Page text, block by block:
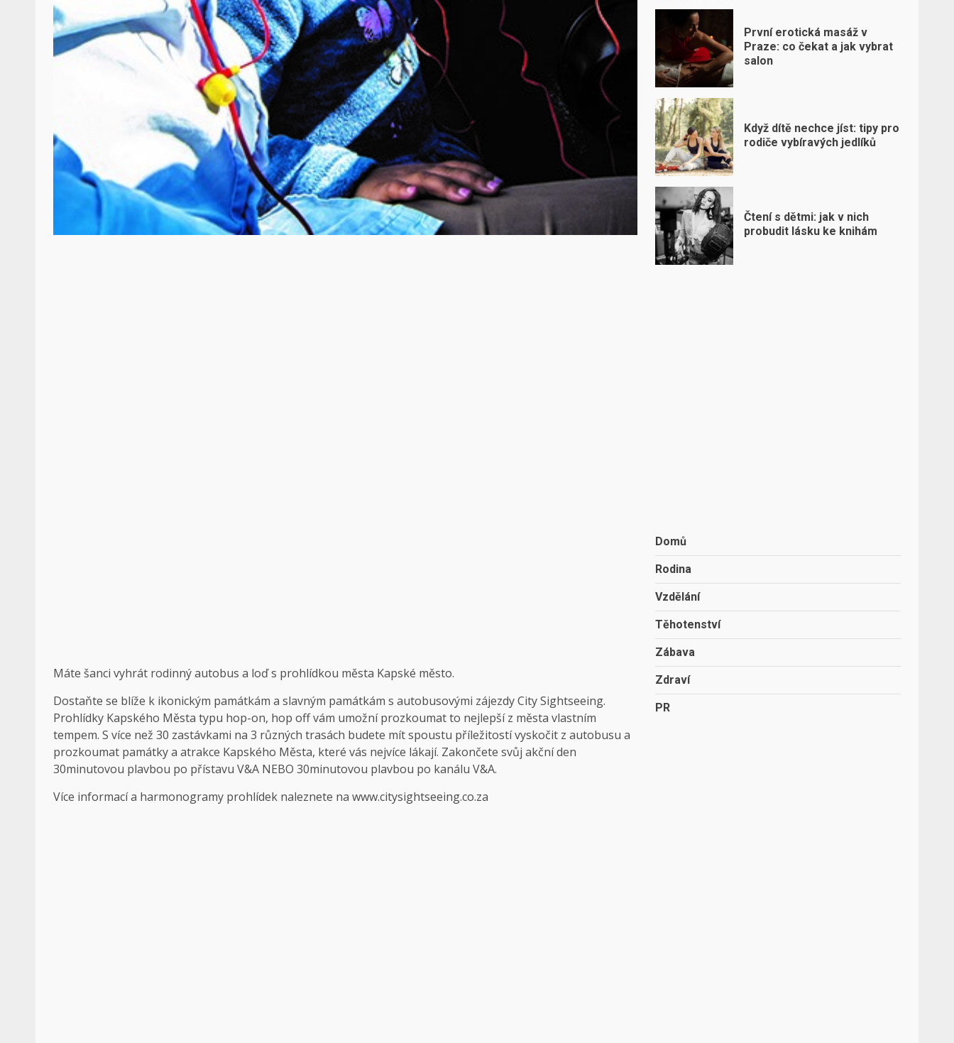
Máte šanci vyhrát rodinný autobus a loď s prohlídkou města Kapské město.
Dostaňte se blíže k ikonickým památkám a slavným památkám s autobusovými zájezdy City Sightseeing.
Prohlídky Kapského Města typu hop-on, hop off vám umožní prozkoumat to nejlepší z města vlastním
tempem. S více než 30 zastávkami na 3 různých trasách budete mít spoustu příležitostí vyskočit z autobusu a
prozkoumat památky a atrakce Kapského Města, které vás nejvíce lákají. Zakončete svůj akční den
30minutovou plavbou po přístavu V&A NEBO 30minutovou plavbou po kanálu V&A.
Více informací a harmonogramy prohlídek naleznete na www.citysightseeing.co.za
První erotická masáž v
Praze: co čekat a jak vybrat
salon
Když dítě nechce jíst: tipy pro
rodiče vybíravých jedlíků
Čtení s dětmi: jak v nich
probudit lásku ke knihám
Domů
Rodina
Vzdělání
Těhotenství
Zábava
Zdraví
PR